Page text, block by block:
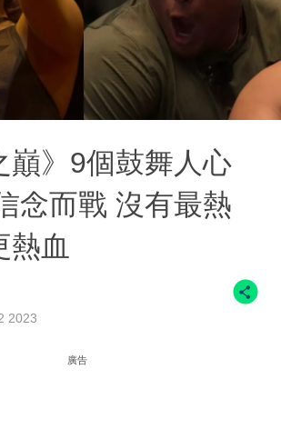
巔》9個鼓舞人心
念而戰 沒有最熱
熱血
2023
廣告